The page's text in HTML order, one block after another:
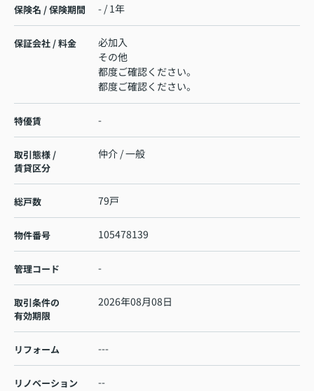
保険名 / 保険期間 - / 1年
保証会社 / 料金
必加入
その他
都度ご確認ください。
都度ご確認ください。
特優賃 -
取引態様 /
賃貸区分
仲介 / 一般
総戸数 79戸
物件番号 105478139
管理コード -
取引条件の
有効期限
2026年08月08日
リフォーム ---
リノベーション --